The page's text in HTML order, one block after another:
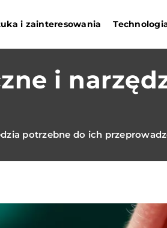
i zainteresowania
i
potrzebne do ich